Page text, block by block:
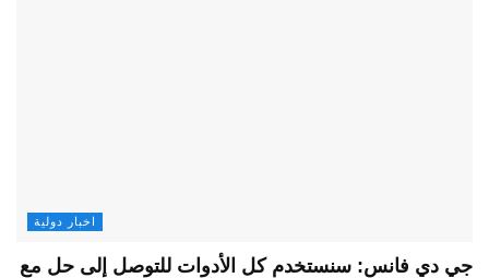
اخبار دولية
جي دي فانس: سنستخدم كل الأدوات للتوصل إلى حل مع